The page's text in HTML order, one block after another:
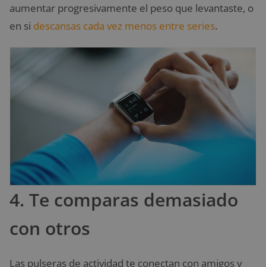
aumentar progresivamente el peso que levantaste, o
en si descansas cada vez menos entre series.
4. Te comparas demasiado
con otros
Las pulseras de actividad te conectan con amigos y